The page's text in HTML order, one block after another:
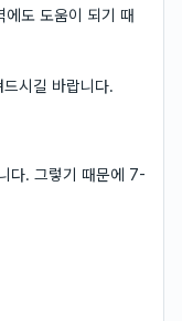
에도 도움이 되기 때
시길 바랍니다.
다. 그렇기 때문에 7-